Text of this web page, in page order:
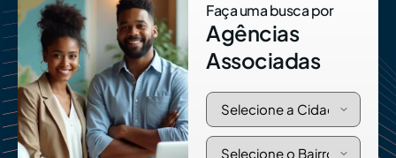
Faça uma busca por
Agências
Associadas